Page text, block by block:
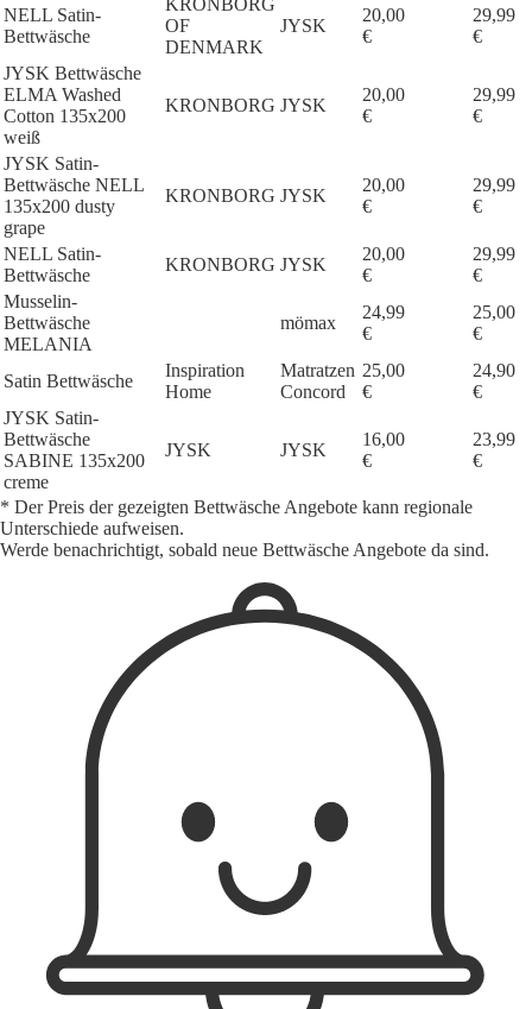
NELL Satin-
Bettwäsche
KRONBORG
OF
DENMARK
JYSK
20,00
€
29,99
€
JYSK Bettwäsche
ELMA Washed
Cotton 135x200
weiß
KRONBORG JYSK
20,00
€
29,99
€
JYSK Satin-
Bettwäsche NELL
135x200 dusty
grape
KRONBORG JYSK
20,00
€
29,99
€
NELL Satin-
Bettwäsche
KRONBORG JYSK
20,00
€
29,99
€
Musselin-
Bettwäsche
MELANIA
mömax
24,99
€
25,00
€
Satin Bettwäsche
Inspiration
Home
Matratzen
Concord
25,00
€
24,90
€
JYSK Satin-
Bettwäsche
SABINE 135x200
creme
JYSK JYSK
16,00
€
23,99
€
* Der Preis der gezeigten Bettwäsche Angebote kann regionale
Unterschiede aufweisen.
Werde benachrichtigt, sobald neue Bettwäsche Angebote da sind.